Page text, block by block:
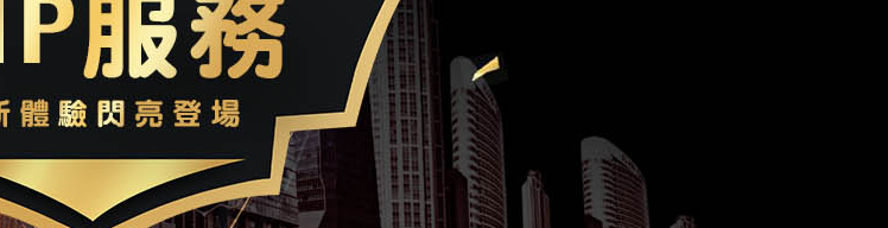
市場動態
視頻學習
投資詞彙
交易詞彙
常見問題
資金安全
異常交易處理
人民幣兌換率
反洗黑錢聲明